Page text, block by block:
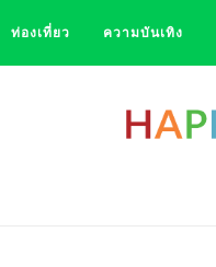
ท่องเที่ยว ความบันเทิง